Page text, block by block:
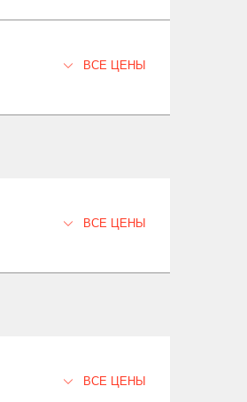
ВСЕ ЦЕНЫ
ВСЕ ЦЕНЫ
ВСЕ ЦЕНЫ